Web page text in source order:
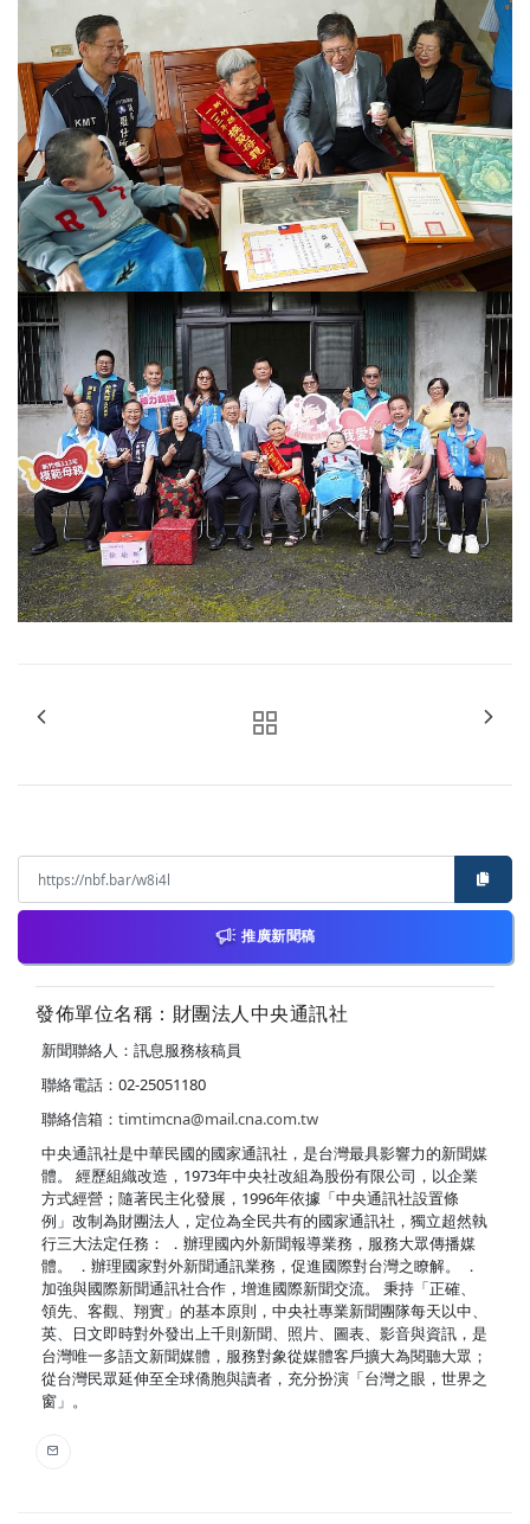
推廣新聞稿
發佈單位名稱：財團法人中央通訊社
新聞聯絡人：訊息服務核稿員
聯絡電話：02-25051180
聯絡信箱： timtimcna@mail.cna.com.tw
中央通訊社是中華民國的國家通訊社，是台灣最具影響力的新聞媒
體。 經歷組織改造，1973年中央社改組為股份有限公司，以企業
方式經營；隨著民主化發展，1996年依據「中央通訊社設置條
例」改制為財團法人，定位為全民共有的國家通訊社，獨立超然執
行三大法定任務： ．辦理國內外新聞報導業務，服務大眾傳播媒
體。 ．辦理國家對外新聞通訊業務，促進國際對台灣之瞭解。 ．
加強與國際新聞通訊社合作，增進國際新聞交流。 秉持「正確、
領先、客觀、翔實」的基本原則，中央社專業新聞團隊每天以中、
英、日文即時對外發出上千則新聞、照片、圖表、影音與資訊，是
台灣唯一多語文新聞媒體，服務對象從媒體客戶擴大為閱聽大眾；
從台灣民眾延伸至全球僑胞與讀者，充分扮演「台灣之眼，世界之
窗」。